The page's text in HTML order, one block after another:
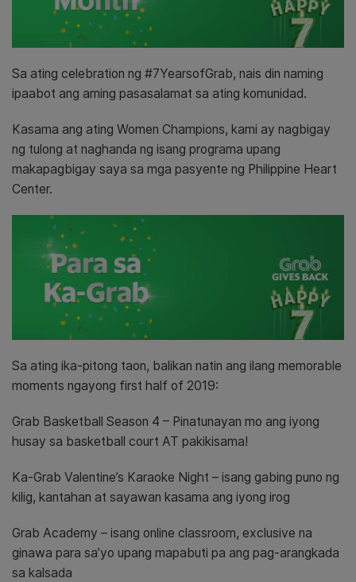
Sa ating celebration ng #7YearsofGrab, nais din naming
ipaabot ang aming pasasalamat sa ating komunidad.
Kasama ang ating Women Champions, kami ay nagbigay
ng tulong at naghanda ng isang programa upang
makapagbigay saya sa mga pasyente ng Philippine Heart
Center.
Sa ating ika-pitong taon, balikan natin ang ilang memorable
moments ngayong first half of 2019:
Grab Basketball Season 4 – Pinatunayan mo ang iyong
husay sa basketball court AT pakikisama!
Ka-Grab Valentine’s Karaoke Night – isang gabing puno ng
kilig, kantahan at sayawan kasama ang iyong irog
Grab Academy – isang online classroom, exclusive na
ginawa para sa’yo upang mapabuti pa ang pag-arangkada
sa kalsada